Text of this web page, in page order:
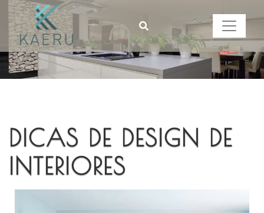
DICAS DE DESIGN DE
INTERIORES